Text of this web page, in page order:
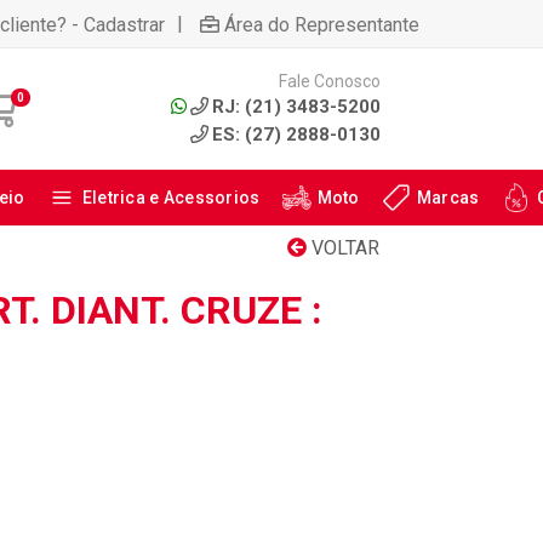
- Cadastrar | Área do Representante
0
Fale Conosco
RJ: (21) 3483-5200
ES: (27) 2888-0130
Eletrica e Acessorios Moto Marcas
VOLTAR
DIANT. CRUZE :